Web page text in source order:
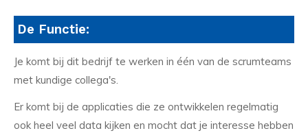
De Functie:
Je komt bij dit bedrijf te werken in één van de scrumteams
met kundige collega's.
Er komt bij de applicaties die ze ontwikkelen regelmatig
ook heel veel data kijken en mocht dat je interesse hebben